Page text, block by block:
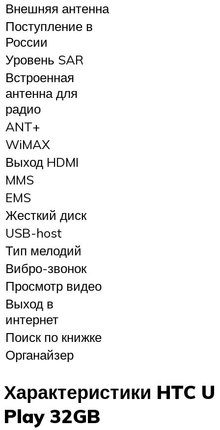
Внешняя антенна
Поступление в
России
Уровень SAR
Встроенная
антенна для
радио
ANT+
WiMAX
Выход HDMI
MMS
EMS
Жесткий диск
USB-host
Тип мелодий
Вибро-звонок
Просмотр видео
Выход в
интернет
Поиск по книжке
Органайзер
Характеристики HTC U
Play 32GB